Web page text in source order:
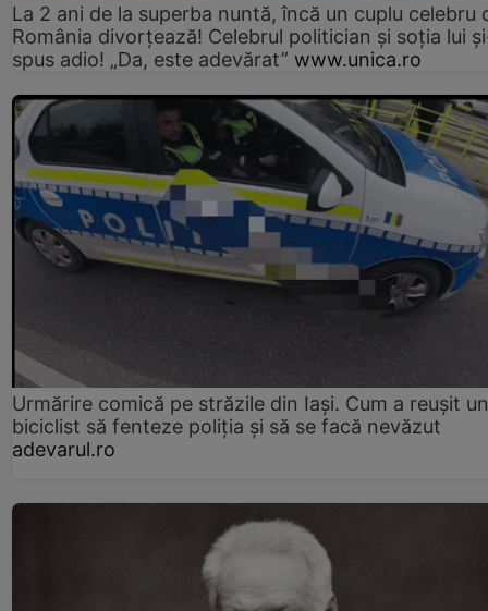
La 2 ani de la superba nuntă, încă un cuplu celebru
România divorțează! Celebrul politician și soția lui
spus adio! „Da, este adevărat” www.unica.ro
Urmărire comică pe străzile din Iași. Cum a reușit un
biciclist să fenteze poliția și să se facă nevăzut
adevarul.ro